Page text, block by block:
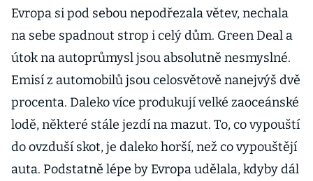
Evropa si pod sebou nepodřezala větev, nechala
na sebe spadnout strop i celý dům. Green Deal a
útok na autoprůmysl jsou absolutně nesmyslné.
Emisí z automobilů jsou celosvětově nanejvýš dvě
procenta. Daleko více produkují velké zaoceánské
lodě, některé stále jezdí na mazut. To, co vypouští
do ovzduší skot, je daleko horší, než co vypouštějí
auta. Podstatně lépe by Evropa udělala, kdyby dál